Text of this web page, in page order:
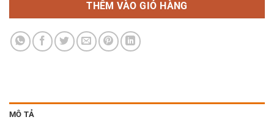
THÊM VÀO GIỎ HÀNG
MÔ TẢ